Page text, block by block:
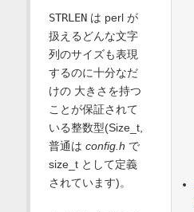
STRLENは perl が
扱えるどんな文字
列のサイズも表現
するのに十分なだ
けの 大きさを持つ
ことが保証されて
いる整数型(Size_t,
普通は config.h で
size_t として定義
されています)。